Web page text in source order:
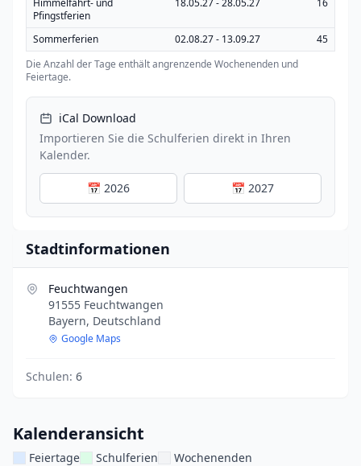
Himmelfahrt- und
Pfingstferien
18.05.27 - 28.05.27 16
Sommerferien 02.08.27 - 13.09.27
45
Die Anzahl der Tage enthält angrenzende Wochenenden und
Feiertage.
iCal Download
Importieren Sie die Schulferien direkt in Ihren
Kalender.
📅 2026 📅 2027
Stadtinformationen
Feuchtwangen
91555 Feuchtwangen
Bayern, Deutschland
Google Maps
Schulen: 6
Kalenderansicht
Feiertage Schulferien Wochenenden